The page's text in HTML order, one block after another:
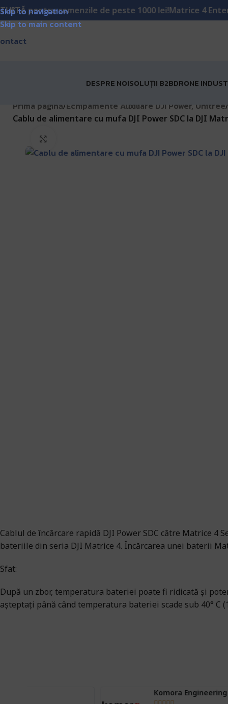
Skip to navigation
Skip to main content
comenzile de peste 1000 lei! Matrice 4 Enterprise
DESPRE NOISOLUȚII B2BDRONE
Prima pagină/Echipamente Auxiliare DJI Power, Unitree/
Cablu de alimentare cu mufa DJI Power SDC la DJI
Cablul de încărcare rapidă DJI Power SDC către Matrice 4
bateriile din seria DJI Matrice 4. Încărcarea unei baterii
Sfat:
După un zbor, temperatura bateriei poate fi ridicată și
așteptați până când temperatura bateriei scade sub 40° C